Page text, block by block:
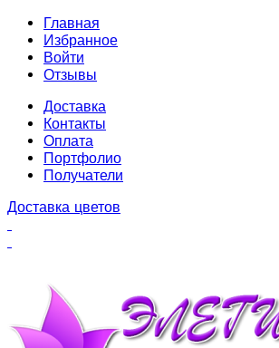
Главная
Избранное
Войти
Отзывы
Доставка
Контакты
Оплата
Портфолио
Получатели
Доставка цветов